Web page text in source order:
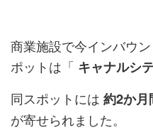
商業施設で今インバウ
ポットは「 キャナルシ
同スポットには 約2か月
が寄せられました。